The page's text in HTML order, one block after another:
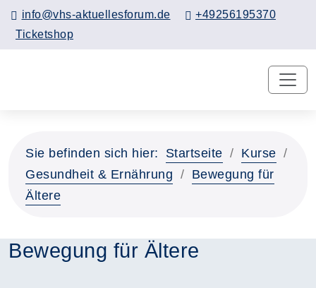
info@vhs-aktuellesforum.de
+49256195370
Ticketshop
Sie befinden sich hier: Startseite
Kurse
Gesundheit & Ernährung
Bewegung für
Ältere
Bewegung für Ältere